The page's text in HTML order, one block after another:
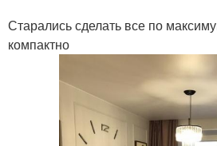
Старались сделать все по
компактно